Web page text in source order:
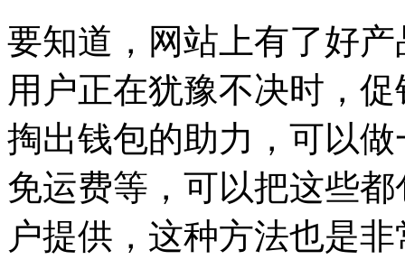
要知道，网站上有了好
用户正在犹豫不决时，
掏出钱包的助力，可以
免运费等，可以把这些
户提供，这种方法也是